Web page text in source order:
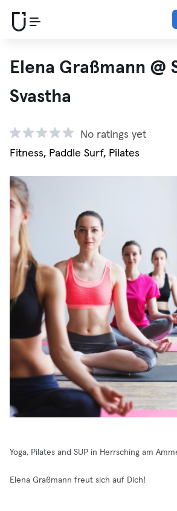
Elena Graßmann @
Svastha
No ratings yet
Fitness, Paddle Surf, Pilates
Yoga, Pilates and SUP in Herrsching am
Elena Graßmann freut sich auf Dich!